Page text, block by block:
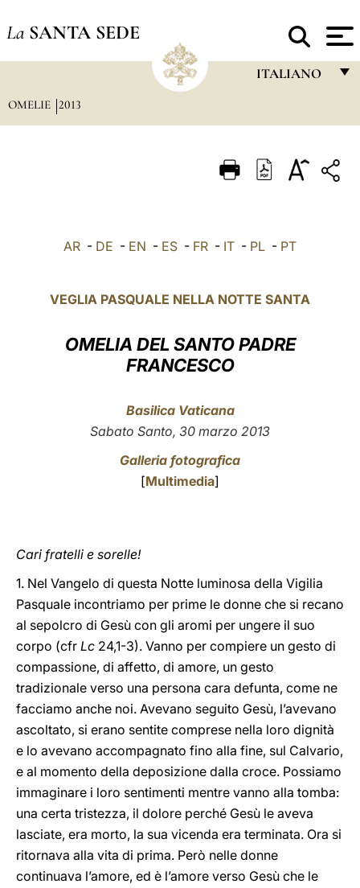
La SANTA SEDE
ITALIANO
ITALIANO
POLSKI
中文
OMELIE 2013
AR - DE - EN - ES - FR - IT - PL - PT
VEGLIA PASQUALE NELLA NOTTE SANTA
OMELIA DEL SANTO PADRE
FRANCESCO
Basilica Vaticana
Sabato Santo, 30 marzo 2013
Galleria fotografica
[Multimedia]
Cari fratelli e sorelle!
1. Nel Vangelo di questa Notte luminosa della Vigilia
Pasquale incontriamo per prime le donne che si recano
al sepolcro di Gesù con gli aromi per ungere il suo
corpo (cfr Lc 24,1-3). Vanno per compiere un gesto di
compassione, di affetto, di amore, un gesto
tradizionale verso una persona cara defunta, come ne
facciamo anche noi. Avevano seguito Gesù, l’avevano
ascoltato, si erano sentite comprese nella loro dignità
e lo avevano accompagnato fino alla fine, sul Calvario,
e al momento della deposizione dalla croce. Possiamo
immaginare i loro sentimenti mentre vanno alla tomba:
una certa tristezza, il dolore perché Gesù le aveva
lasciate, era morto, la sua vicenda era terminata. Ora si
ritornava alla vita di prima. Però nelle donne
continuava l’amore, ed è l’amore verso Gesù che le